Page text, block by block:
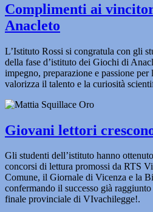
Complimenti ai
Anacleto
L’Istituto Rossi si congratula con gli
della fase d’istituto dei Giochi di
impegno, preparazione e passione
valorizza il talento e la curiosità
Giovani lettori
Gli studenti dell’istituto hanno
concorsi di lettura promossi da RTS
Comune, il Giornale di Vicenza e la
confermando il successo già
finale provinciale di VIvachilegge!.